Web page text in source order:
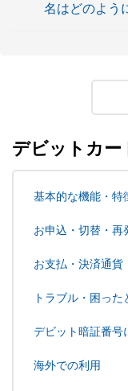
名はどのよう
デビットカー
基本的な機能・特
お申込・切替・再
お支払・決済通貨
トラブル・困った
デビット暗証番号
海外での利用